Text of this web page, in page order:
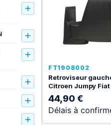
FT1908002
Retroviseur
Citroen Jumpy
44,90 €
Délais à





